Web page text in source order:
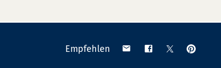
Empfehlen
Teilen Teilen Teilen